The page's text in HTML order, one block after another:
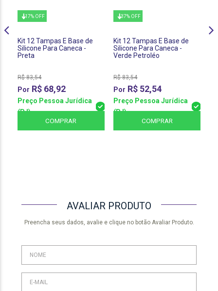
17% OFF
Kit 12 Tampas E Base de
Silicone Para Caneca -
Preta
R$ 83,54
R$ 68,92
Preço Pessoa Jurídica
(PJ)
COMPRAR
37% OFF
Kit 12 Tampas E Base de
Silicone Para Caneca -
Verde Petroléo
R$ 83,54
R$ 52,54
Preço Pessoa Jurídica
(PJ)
COMPRAR
AVALIAR PRODUTO
Preencha seus dados, avalie e clique no botão Avaliar Produto.